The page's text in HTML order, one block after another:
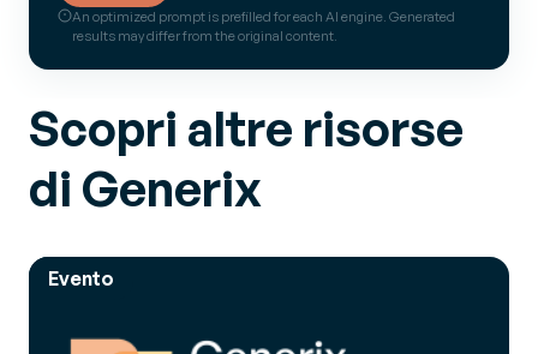
An optimized prompt is prefilled for each AI engine. Generated
results may differ from the original content.
Scopri altre risorse
di Generix
Evento